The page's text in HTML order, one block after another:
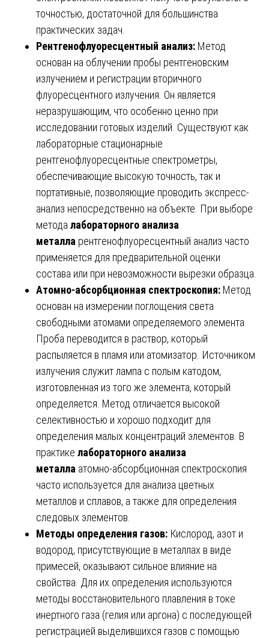
точностью, достаточной для большинства
практических задач.
Рентгенофлуоресцентный анализ: Метод
основан на облучении пробы рентгеновским
излучением и регистрации вторичного
флуоресцентного излучения. Он является
неразрушающим, что особенно ценно при
исследовании готовых изделий. Существуют как
лабораторные стационарные
рентгенофлуоресцентные спектрометры,
обеспечивающие высокую точность, так и
портативные, позволяющие проводить экспресс-
анализ непосредственно на объекте. При выборе
метода лабораторного анализа
металла рентгенофлуоресцентный анализ часто
применяется для предварительной оценки
состава или при невозможности вырезки образца.
Атомно-абсорбционная спектроскопия: Метод
основан на измерении поглощения света
свободными атомами определяемого элемента.
Проба переводится в раствор, который
распыляется в пламя или атомизатор. Источником
излучения служит лампа с полым катодом,
изготовленная из того же элемента, который
определяется. Метод отличается высокой
селективностью и хорошо подходит для
определения малых концентраций элементов. В
практике лабораторного анализа
металла атомно-абсорбционная спектроскопия
часто используется для анализа цветных
металлов и сплавов, а также для определения
следовых элементов.
Методы определения газов: Кислород, азот и
водород, присутствующие в металлах в виде
примесей, оказывают сильное влияние на
свойства. Для их определения используются
методы восстановительного плавления в токе
инертного газа (гелия или аргона) с последующей
регистрацией выделившихся газов с помощью